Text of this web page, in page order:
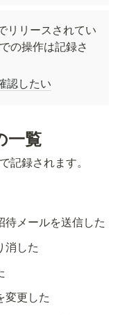
リリースされてい
の操作は記録さ
認したい
一覧
記録されます。
メールを送信した
消した
変更した